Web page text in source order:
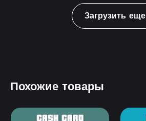
Загрузить еще
Похожие товары